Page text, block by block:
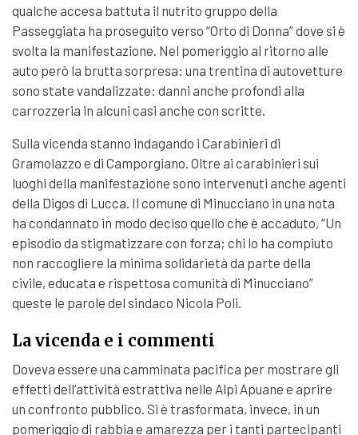
qualche accesa battuta il nutrito gruppo della
Passeggiata ha proseguito verso “Orto di Donna” dove si è
svolta la manifestazione. Nel pomeriggio al ritorno alle
auto però la brutta sorpresa: una trentina di autovetture
sono state vandalizzate: danni anche profondi alla
carrozzeria in alcuni casi anche con scritte.
Sulla vicenda stanno indagando i Carabinieri di
Gramolazzo e di Camporgiano. Oltre ai carabinieri sui
luoghi della manifestazione sono intervenuti anche agenti
della Digos di Lucca. Il comune di Minucciano in una nota
ha condannato in modo deciso quello che è accaduto, “Un
episodio da stigmatizzare con forza; chi lo ha compiuto
non raccogliere la minima solidarietà da parte della
civile, educata e rispettosa comunità di Minucciano”
queste le parole del sindaco Nicola Poli.
La vicenda e i commenti
Doveva essere una camminata pacifica per mostrare gli
effetti dell’attività estrattiva nelle Alpi Apuane e aprire
un confronto pubblico. Si è trasformata, invece, in un
pomeriggio di rabbia e amarezza per i tanti partecipanti